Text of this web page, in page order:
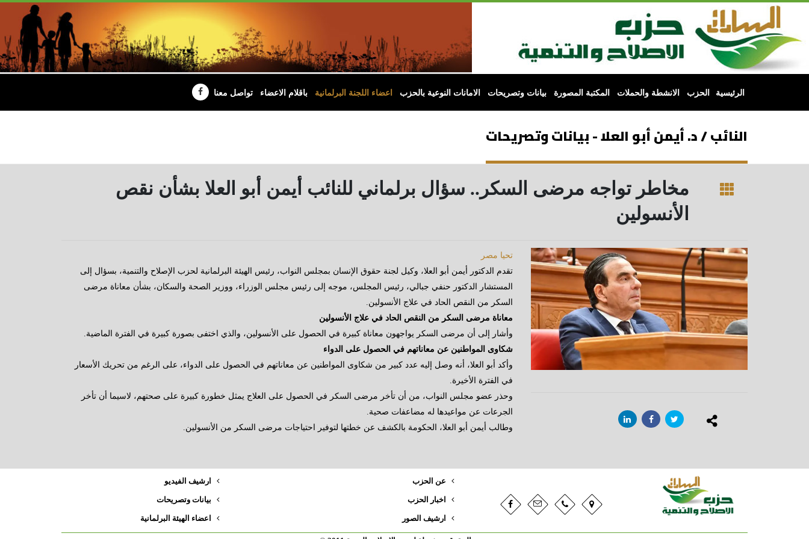
الرئيسية الحزب الانشطة والحملات المكتبة المصورة بيانات وتصريحات الامانات النوعية بالحزب اعضاء اللجنة البرلمانية باقلام الاعضاء تواصل معنا
النائب / د. أيمن أبو العلا - بيانات وتصريحات
مخاطر تواجه مرضى السكر.. سؤال برلماني للنائب أيمن أبو العلا بشأن نقص
الأنسولين
تحيا مصر
تقدم الدكتور أيمن أبو العلا، وكيل لجنة حقوق الإنسان بمجلس النواب، رئيس الهيئة البرلمانية لحزب الإصلاح والتنمية، بسؤال إلى
المستشار الدكتور حنفي جبالي، رئيس المجلس، موجه إلى رئيس مجلس الوزراء، ووزير الصحة والسكان، بشأن معاناة مرضى
السكر من النقص الحاد في علاج الأنسولين.
معاناة مرضى السكر من النقص الحاد في علاج الأنسولين
وأشار إلى أن مرضى السكر يواجهون معاناة كبيرة في الحصول على الأنسولين، والذي اختفى بصورة كبيرة في الفترة الماضية.
شكاوى المواطنين عن معاناتهم في الحصول على الدواء
وأكد أبو العلا، أنه وصل إليه عدد كبير من شكاوى المواطنين عن معاناتهم في الحصول على الدواء، على الرغم من تحريك الأسعار
في الفترة الأخيرة.
وحذر عضو مجلس النواب، من أن تأخر مرضى السكر في الحصول على العلاج يمثل خطورة كبيرة على صحتهم، لاسيما أن تأخر
الجرعات عن مواعيدها له مضاعفات صحية.
وطالب أيمن أبو العلا، الحكومة بالكشف عن خطتها لتوفير احتياجات مرضى السكر من الأنسولين.
عن الحزب
اخبار الحزب
ارشيف الصور
ارشيف الفيديو
بيانات وتصريحات
اعضاء الهيئة البرلمانية